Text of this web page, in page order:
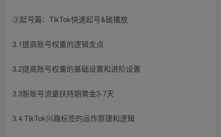
③起号篇：TikTok快速起号&破播放
3.1提高账号权重的逻辑支点
3.2提高账号权重的基础设置和进阶设置
3.3新账号流量扶持期黄金3-7天
3.4 TikTok兴趣标签的运作原理和逻辑